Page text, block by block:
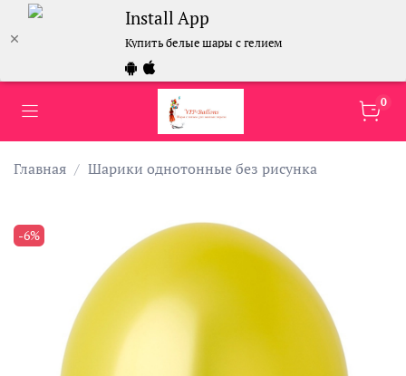
Install App
Купить белые шары с гелием
0
Главная Шарики однотонные без рисунка
-6%